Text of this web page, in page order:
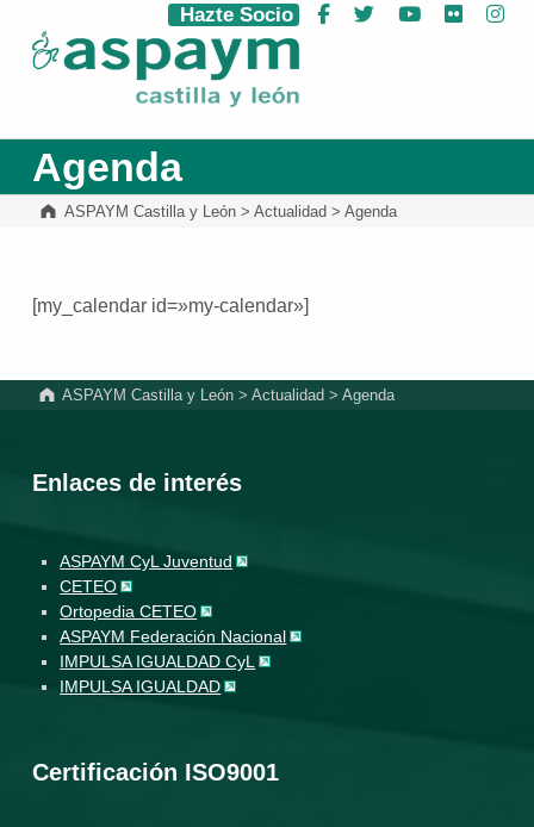
ASPAYM Castilla y León
Hazte Socio Facebook
Twitter YouTube
Flickr
Agenda
ASPAYM Castilla y León> Actualidad > Agenda
[my_calendar id=»my-calendar»]
ASPAYM Castilla y León >Actualidad >Agenda
Enlaces de interés
ASPAYM CyL Juventud
CETEO
Ortopedia CETEO
ASPAYM Federación Nacional
IMPULSA IGUALDAD CyL
IMPULSA IGUALDAD
Certificación ISO9001